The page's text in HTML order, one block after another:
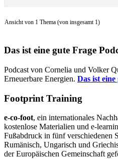
Ansicht von 1 Thema (von insgesamt 1)
Das ist eine gute Frage
Podcast von Cornelia und Volker
Erneuerbare Energien. Das ist
Footprint Training
e-co-foot, ein internationales
kostenlose Materialien und e-
Fußabdruck in fünf verschiedenen
Rumänisch, Ungarisch und
der Europäischen Gemeinschaft